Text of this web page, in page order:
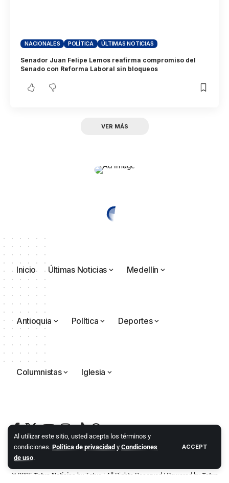
Al utilizar este sitio, usted acepta los términos y
condiciones. Política de privacidad y Condiciones
de uso.
ACCEPT
NACIONALES POLÍTICA ÚLTIMAS NOTICIAS
Senador Juan Felipe Lemos reafirma compromiso del
Senado con Reforma Laboral sin bloqueos
VER MÁS
Inicio Últimas Noticias Medellín
Antioquia Política Deportes
Columnistas Iglesia
© 2025 Totus Noticias by Totus | All Rights Reserved | Powered by Totus